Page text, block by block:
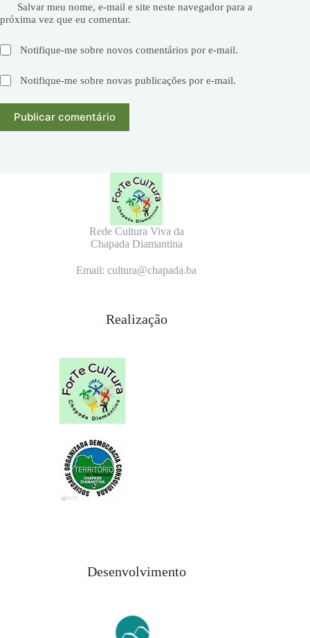
Salvar meu nome, e-mail e site neste navegador para a
próxima vez que eu comentar.
Notifique-me sobre novos comentários por e-mail.
Notifique-me sobre novas publicações por e-mail.
Publicar comentário
Rede Cultura Viva da
Chapada Diamantina
Email: cultura@chapada.ba
Realização
Desenvolvimento